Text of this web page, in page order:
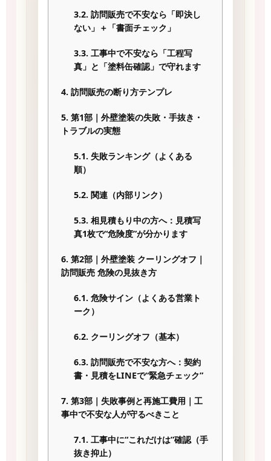
3.2. 訪問販売で不安なら「即決し
ない」＋「書面チェック」
3.3. 工事中で不安なら「工程写
真」と「塗料缶確認」で守れます
4. 訪問販売の断り方テンプレ
5. 第1部｜外壁塗装の失敗・手抜き・
トラブルの実態
5.1. 失敗ランキング（よくある
順）
5.2. 関連（内部リンク）
5.3. 相見積もり中の方へ：見積写
真1枚で“危険度”が分かります
6. 第2部｜外壁塗装 クーリングオフ｜
訪問販売 危険の見抜き方
6.1. 危険サイン（よくある営業ト
ーク）
6.2. クーリングオフ（基本）
6.3. 訪問販売で不安な方へ：契約
書・見積をLINEで“緊急チェック”
7. 第3部｜失敗事例と再施工費用｜工
事中で不安な人が守るべきこと
7.1. 工事中に“これだけは”確認（手
抜き抑止）